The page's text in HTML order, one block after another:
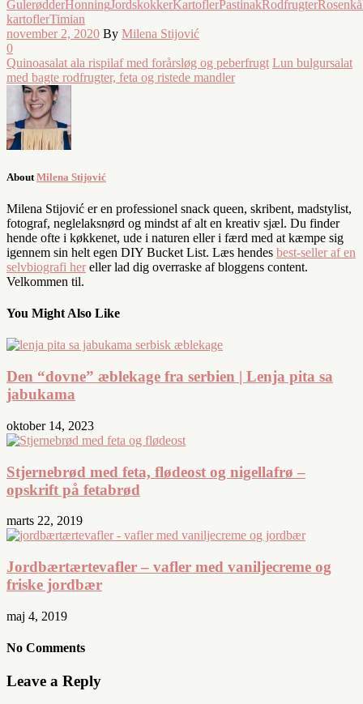
GulerødderHonningJordskokkerKartoflerPastinakRodfrugter
kartoflerTimian
november 2, 2020 By Milena Stijović
0
Quinoasalat ala rispilaf med forårsløg og peberfrugt Lun bulgursalat
med bagte rodfrugter, feta og ristede mandler
About Milena Stijović
Milena Stijović er en professionel snack queen, skribent, madstylist,
fotograf, neglelaksnørd og mindst af alt en kreativ sjæl. Du finder
hende ofte i køkkenet, ude i naturen eller i færd med at kæmpe sig
igennem sin helt egen DIY Bucket List. Læs hendes best-seller af en
selvbiografi her eller lad dig overraske af bloggens content.
Velkommen til.
You Might Also Like
Den “dovne” æblekage fra serbien | Lenja pita sa
jabukama
oktober 14, 2023
Stjernebrød med feta, flødeost og nigellafrø –
opskrift på fetabrød
marts 22, 2019
Jordbærtærtevafler – vafler med vaniljecreme og
friske jordbær
maj 4, 2019
No Comments
Leave a Reply